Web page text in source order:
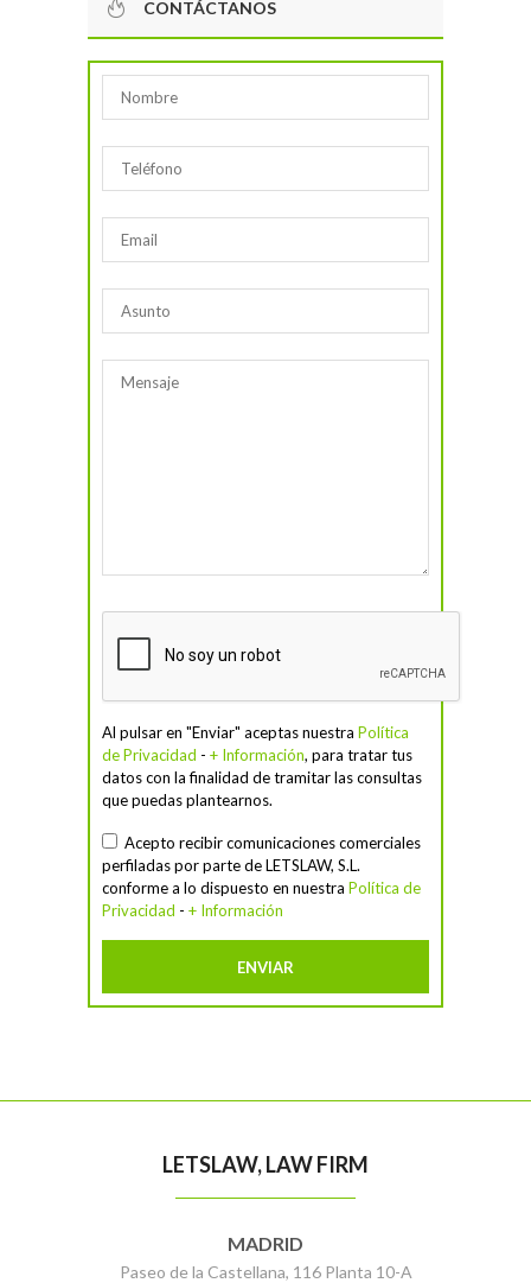
CONTÁCTANOS
Al pulsar en "Enviar" aceptas nuestra Política
de Privacidad - + Información, para tratar tus
datos con la finalidad de tramitar las consultas
que puedas plantearnos.
Acepto recibir comunicaciones comerciales
perfiladas por parte de LETSLAW, S.L.
conforme a lo dispuesto en nuestra Política de
Privacidad - + Información
LETSLAW, LAW FIRM
MADRID
Paseo de la Castellana, 116 Planta 10-A